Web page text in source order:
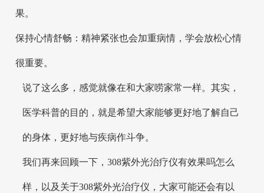
果。
保持心情舒畅：精神紧张也会加重病情，学会放松心情
很重要。
说了这么多，感觉就像在和大家唠家常一样。其实，
医学科普的目的，就是希望大家能够更好地了解自己
的身体，更好地与疾病作斗争。
我们再来回顾一下，308紫外光治疗仪有效果吗怎么
样，以及关于308紫外光治疗仪，大家可能还会有以